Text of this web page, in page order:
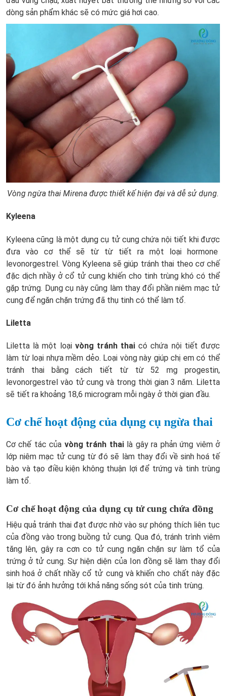
dòng sản phẩm khác sẽ có mức giá hơi cao.
Vòng ngừa thai Mirena được thiết kế hiện đại và dễ sử dụng.
Kyleena
Kyleena cũng là một dụng cụ tử cung chứa nội tiết khi được
đưa vào cơ thể sẽ từ từ tiết ra một loại hormone
levonorgestrel. Vòng Kyleena sẽ giúp tránh thai theo cơ chế
đặc dịch nhầy ở cổ tử cung khiến cho tinh trùng khó có thể
gặp trứng. Dụng cụ này cũng làm thay đổi phần niêm mạc tử
cung để ngăn chặn trứng đã thụ tinh có thể làm tổ.
Liletta
Liletta là một loại vòng tránh thai có chứa nội tiết được
làm từ loại nhựa mềm dẻo. Loại vòng này giúp chị em có thể
tránh thai bằng cách tiết từ từ 52 mg progestin,
levonorgestrel vào tử cung và trong thời gian 3 năm. Liletta
sẽ tiết ra khoảng 18,6 microgram mỗi ngày ở thời gian đầu.
Cơ chế hoạt động của dụng cụ ngừa thai
Cơ chế tác của vòng tránh thailà gây ra phản ứng viêm ở
lớp niêm mạc tử cung từ đó sẽ làm thay đổi về sinh hoá tế
bào và tạo điều kiện không thuận lợi để trứng và tinh trùng
làm tổ.
Cơ chế hoạt động của dụng cụ tử cung chứa đồng
Hiệu quả tránh thai đạt được nhờ vào sự phóng thích liên tục
của đồng vào trong buồng tử cung. Qua đó, tránh trình viêm
tăng lên, gây ra cơn co tử cung ngăn chặn sự làm tổ của
trứng ở tử cung. Sự hiện diện của Ion đồng sẽ làm thay đổi
sinh hoá ở chất nhầy cổ tử cung và khiến cho chất này đặc
lại từ đó ảnh hưởng tới khả năng sống sót của tinh trùng.